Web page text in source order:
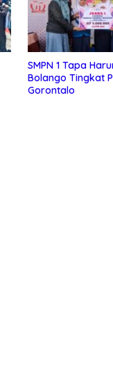
SMPN 1 Tapa
Bolango Tingkat
Gorontalo